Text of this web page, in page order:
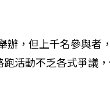
辦，但上千名參與者
活動不乏各式爭議